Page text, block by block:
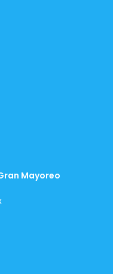
Mayoreo